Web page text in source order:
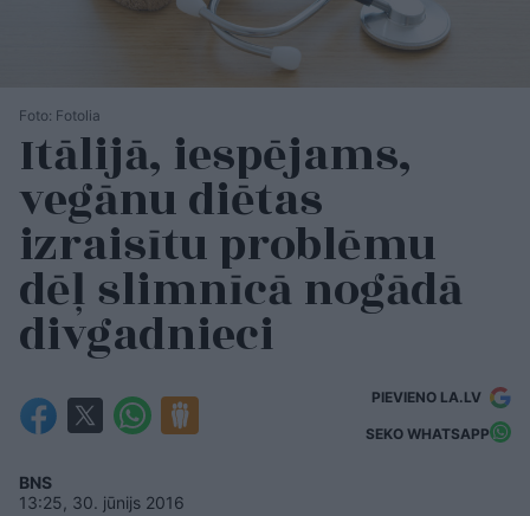
Foto: Fotolia
Itālijā, iespējams,
vegānu diētas
izraisītu problēmu
dēļ slimnīcā nogādā
divgadnieci
PIEVIENO LA.LV
SEKO WHATSAPP
BNS
13:25, 30. jūnijs 2016